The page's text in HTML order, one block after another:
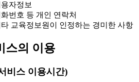
자정보
번호 등 개인 연락처
교육정보원이 인정하는 경미한 사항
스의 이용
비스 이용시간)